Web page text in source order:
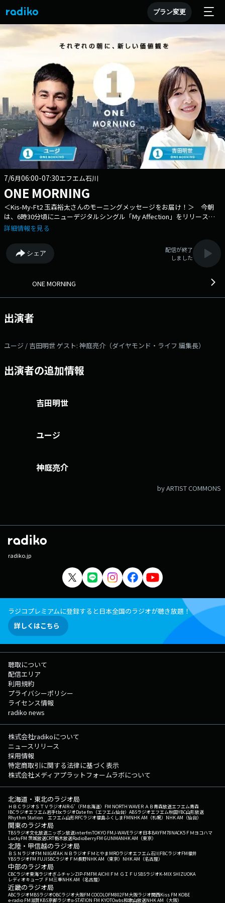
プラン変更
7/6月06:00-07:30エフエム石川
ONE MORNING
＜Kis-My-Ft2 玉森裕太さんのモーニングメッセージをお届け！＞ 今朝
は、6時30分頃にニューデジタルシングル「My Affection」をリリースさ
れた、 Kis-My-Ft2 玉森裕太さんのモーニングメッセージをお届けしま
場（もしくは学校）で謎だと思っている慣習、ルール、マナー、七不思議
（!?）などを教えてください。 【ユージ】と、【吉田明世】がお届け
する 「ONE MORNING」。 今日も「ONE MORNING」で1日をスタートさ
組のHPもしくは番組公式Xをご覧ください。 選曲は、【 Best Hits
エピソードと共にお待ちしています！！！ [ 時間多少前後する場合が
あります。また内容も一部変更となる場合があります ] ▽06:15〜 【
スについてのアナタの意見＝ワンコメをお聞かせください。 詳しくは番
組公式Xをご覧ください。 ▽06:49〜 【 快適生活ラジオショッピング
プアスリートたちが出演！ 日本各地で開催される競技会などを通して、
HEADLINE NEWSをお届け。 ▽07:10〜 【 リポビタンD TREND NET
】 今、知っておくべき注目のトレンドを、ネットメディアを発信する内
つ”ピックアップし、掘り下げていきます。 本日のゲスト： 神庭亮介
https://www.tfm.co.jp/one/form/ Xハッシュタグは「#ワンモ」 Xア
カウントは「@ONEMORNING_1」
詳細情報を見る
シェア
配信が終了
しました
ONE MORNING
出演者
ユージ / 吉田明世 ゲスト: 神庭亮介（ダイヤモンド・ライフ 編集長）
出演者の追加情報
吉田明世
ユージ
神庭亮介
by ARTIST COMMONS
radiko.jp
ラジコプレミアムに登録すると日本全国のラジオが聴き放題！
詳しくはこちら
聴取について
配信エリア
利用規約
プライバシーポリシー
ライセンス情報
radiko news
株式会社radikoについて
ニュースリリース
採用情報
特定商取引に関する法律に基づく表示
株式会社メディアプラットフォームラボについて
北海道・東北のラジオ局
ＨＢＣラジオＳＴＶラジオAIR-G'（FM北海道） FM NORTH WAVEＲＡＢ青森放送エフエム青森
IBCラジオエフエム岩手tbcラジオDate fm（エフエム仙台） ABSラジオエフエム秋田YBC山形放送
Rhythm Station エフエム山形RFCラジオ福島ふくしまFMNHK AM（札幌） NHK AM（仙台）
関東のラジオ局
TBSラジオ文化放送ニッポン放送interfmTOKYO FMJ-WAVEラジオ日本BAYFM78NACK5 ＦＭヨコハマ
LuckyFM 茨城放送CRT栃木放送RadioBerryFM GUNMANHK AM（東京）
北陸・甲信越のラジオ局
ＢＳＮラジオFM NIIGATAＫＮＢラジオ ＦＭとやまMROラジオエフエム石川FBCラジオFM福井
YBSラジオFM FUJISBCラジオ ＦＭ長野NHK AM（東京） NHK AM（名古屋）
中部のラジオ局
CBCラジオ東海ラジオぎふチャンZIP-FMFM AICHI ＦＭ ＧＩＦＵ SBSラジオK-MIX SHIZUOKA
レディオキューブ ＦＭ三重NHK AM（名古屋）
近畿のラジオ局
ABCラジオMBSラジオOBCラジオ大阪FM COCOLOFM802FM大阪ラジオ関西Kiss FM KOBE
e-radio FM滋賀KBS京都ラジオα-STATION FM KYOTOwbs和歌山放送NHK AM（大阪）